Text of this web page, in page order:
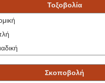
Τοξοβολία
Σκοποβολή